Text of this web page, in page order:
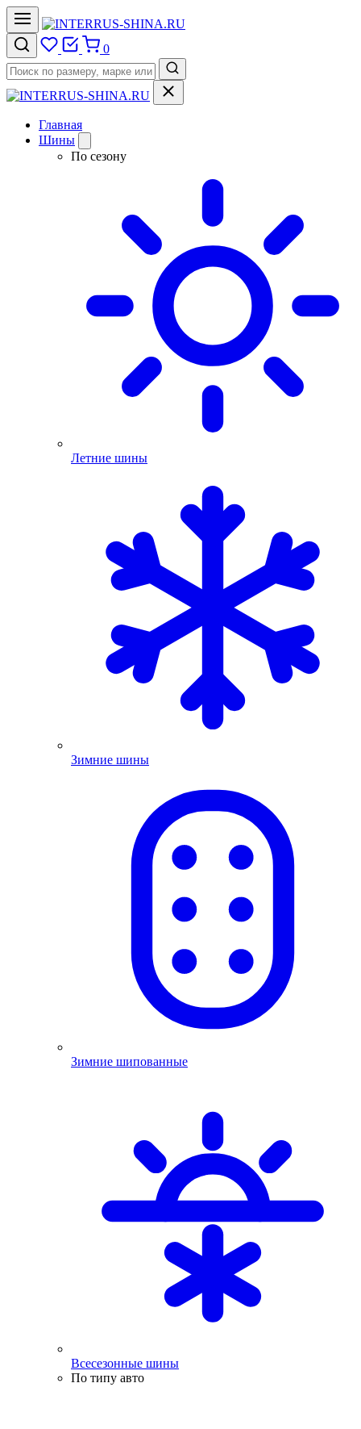
0
Главная
Шины
По сезону
Летние шины
Зимние шины
Зимние шипованные
Всесезонные шины
По типу авто